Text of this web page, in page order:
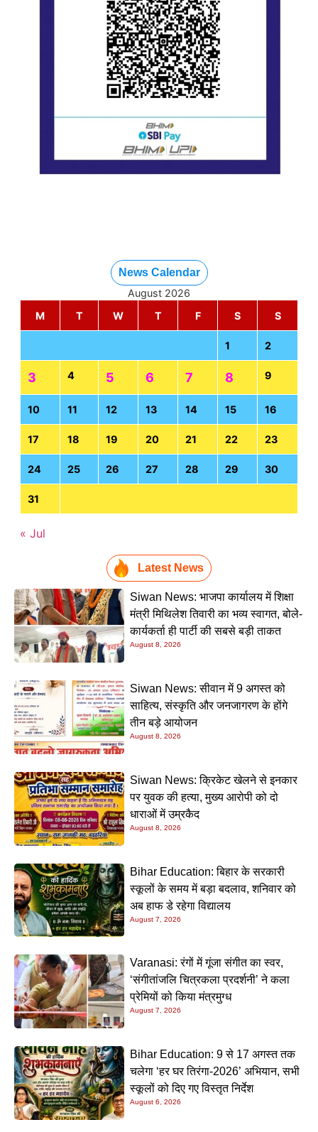
News Calendar
August 2026
M
T W T F S S
1 2
3 4 5 6 7 8 9
10 11 12 13 14 15 16
17 18 19 20 21 22 23
24 25 26 27 28 29 30
31
« Jul
Latest News
Siwan News: भाजपा कार्यालय में शिक्षा
मंत्री मिथिलेश तिवारी का भव्य स्वागत, बोले-
कार्यकर्ता ही पार्टी की सबसे बड़ी ताकत
August 8, 2026
Siwan News: सीवान में 9 अगस्त को
साहित्य, संस्कृति और जनजागरण के होंगे
तीन बड़े आयोजन
August 8, 2026
Siwan News: क्रिकेट खेलने से इनकार
पर युवक की हत्या, मुख्य आरोपी को दो
धाराओं में उम्रकैद
August 8, 2026
Bihar Education: बिहार के सरकारी
स्कूलों के समय में बड़ा बदलाव, शनिवार को
अब हाफ डे रहेगा विद्यालय
August 7, 2026
Varanasi: रंगों में गूंजा संगीत का स्वर,
‘संगीतांजलि चित्रकला प्रदर्शनी’ ने कला
प्रेमियों को किया मंत्रमुग्ध
August 7, 2026
Bihar Education: 9 से 17 अगस्त तक
चलेगा ‘हर घर तिरंगा-2026’ अभियान, सभी
स्कूलों को दिए गए विस्तृत निर्देश
August 6, 2026